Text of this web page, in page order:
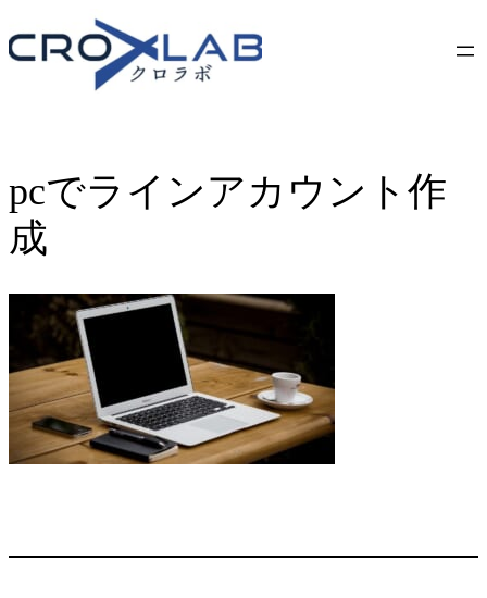
to
content
pcでラインアカウント作
成